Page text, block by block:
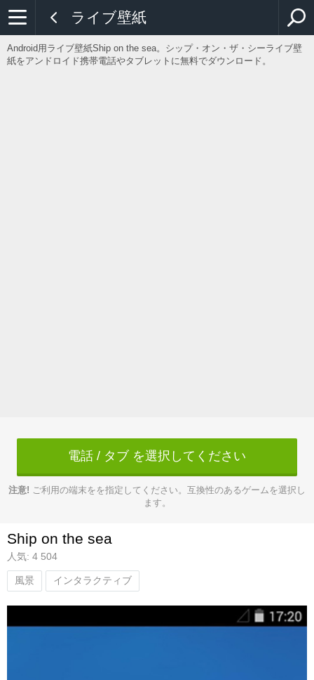
ライブ壁紙
Android用ライブ壁紙Ship on the sea。シップ・オン・ザ・シーライブ壁
紙をアンドロイド携帯電話やタブレットに無料でダウンロード。
電話 / タブ を選択してください
注意! ご利用の端末をを指定してください。互換性のあるゲームを選択し
ます。
Ship on the sea
人気: 4 504
風景 インタラクティブ